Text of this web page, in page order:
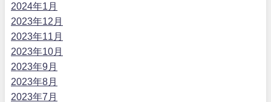
2024年1月
2023年12月
2023年11月
2023年10月
2023年9月
2023年8月
2023年7月